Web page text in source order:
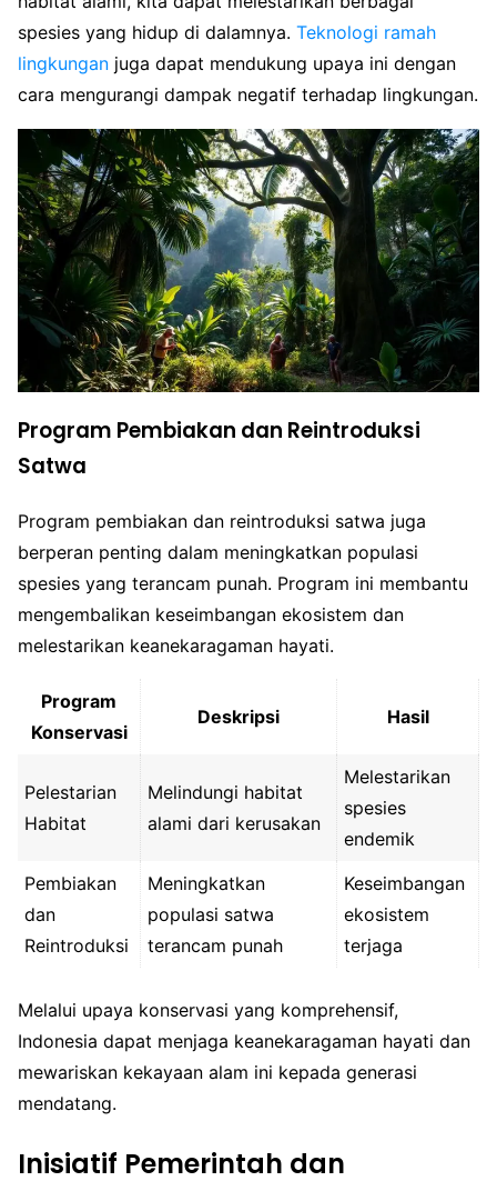
spesies yang hidup di dalamnya. Teknologi ramah
lingkungan juga dapat mendukung upaya ini dengan
cara mengurangi dampak negatif terhadap lingkungan.
Program Pembiakan dan Reintroduksi
Satwa
Program pembiakan dan reintroduksi satwa juga
berperan penting dalam meningkatkan populasi
spesies yang terancam punah. Program ini membantu
mengembalikan keseimbangan ekosistem dan
melestarikan keanekaragaman hayati.
Program
Konservasi
Deskripsi Hasil
Pelestarian
Habitat
Melindungi habitat
alami dari kerusakan
Melestarikan
spesies
endemik
Pembiakan
dan
Reintroduksi
Meningkatkan
populasi satwa
terancam punah
Keseimbangan
ekosistem
terjaga
Melalui upaya konservasi yang komprehensif,
Indonesia dapat menjaga keanekaragaman hayati dan
mewariskan kekayaan alam ini kepada generasi
mendatang.
Inisiatif Pemerintah dan